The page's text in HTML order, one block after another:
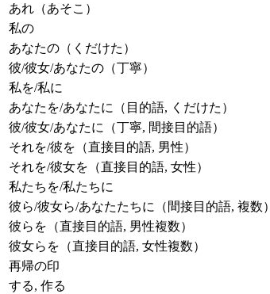
あれ（あそこ）
私の
あなたの（くだけた）
彼/彼女/あなたの（丁寧）
私を/私に
あなたを/あなたに（目的語, くだけた）
彼/彼女/あなたに（丁寧, 間接目的語）
それを/彼を（直接目的語, 男性）
それを/彼女を（直接目的語, 女性）
私たちを/私たちに
彼ら/彼女ら/あなたたちに（間接目的語, 複数）
彼らを（直接目的語, 男性複数）
彼女らを（直接目的語, 女性複数）
再帰の印
する, 作る